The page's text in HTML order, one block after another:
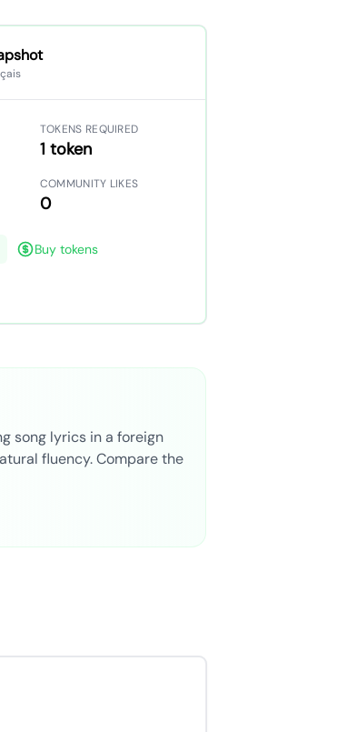
TOKENS REQUIRED
1 token
COMMUNITY LIKES
0
Buy tokens
song lyrics in a foreign
fluency. Compare the